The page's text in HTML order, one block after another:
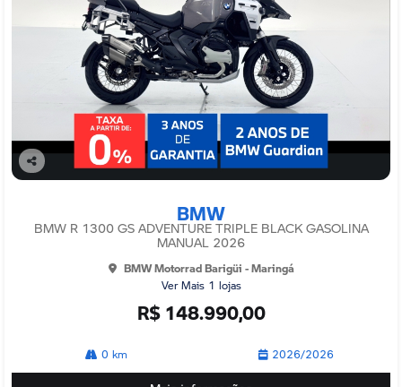
Co
lhe
BMW
BMW R 1300 GS ADVENTURE TRIPLE BLACK GASOLINA
MANUAL 2026
BMW Motorrad Barigüi - Maringá
Ver Mais 1 lojas
R$ 148.990,00
0 km 2026/2026